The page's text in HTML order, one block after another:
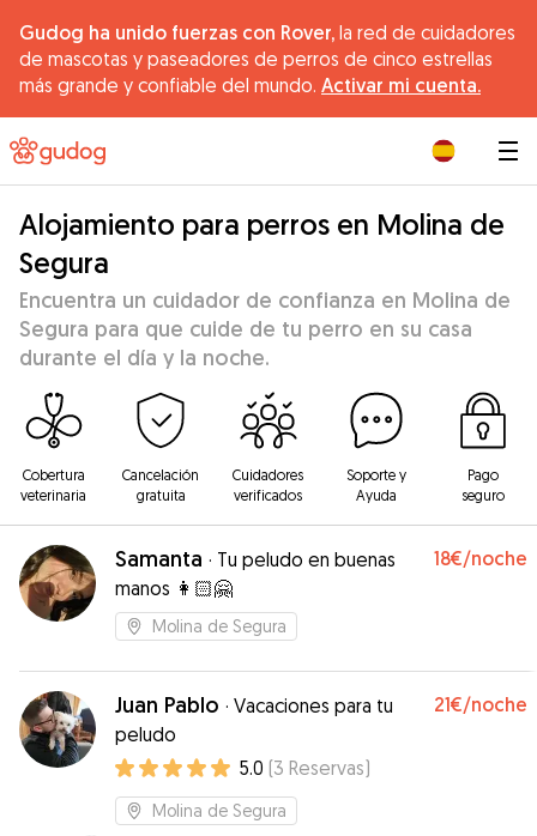
Gudog ha unido fuerzas con Rover, la red de cuidadores
de mascotas y paseadores de perros de cinco estrellas
más grande y confiable del mundo. Activar mi cuenta.
Alojamiento para perros en Molina de
Segura
Encuentra un cuidador de confianza en Molina de
Segura para que cuide de tu perro en su casa
durante el día y la noche.
Cobertura
veterinaria
Cancelación
gratuita
Cuidadores
verificados
Soporte y
Ayuda
Pago
seguro
Samanta · Tu peludo en buenas
manos 👩🏻🤗
18€/noche
Molina de Segura
Juan Pablo · Vacaciones para tu
peludo
21€/noche
5.0 (3 Reservas)
Molina de Segura